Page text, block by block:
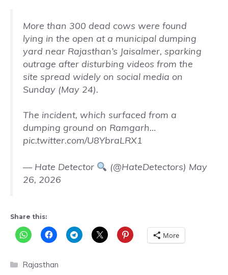
More than 300 dead cows were found
lying in the open at a municipal dumping
yard near Rajasthan’s Jaisalmer, sparking
outrage after disturbing videos from the
site spread widely on social media on
Sunday (May 24).
The incident, which surfaced from a
dumping ground on Ramgarh…
pic.twitter.com/U8YbraLRX1
— Hate Detector (@HateDetectors) May
26, 2026
Share this:
More
Categories
Rajasthan